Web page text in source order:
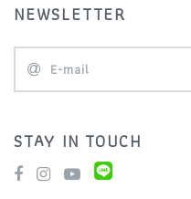
NEWSLETTER
STAY IN TOUCH